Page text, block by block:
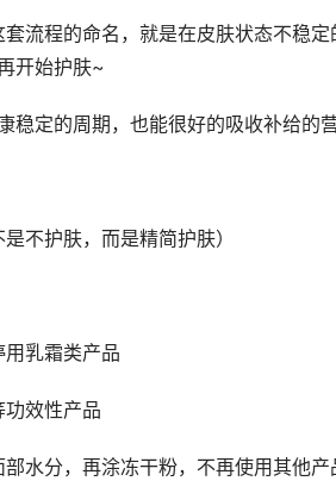
套流程的命名，就是在皮肤状态不稳
开始护肤~
稳定的周期，也能很好的吸收补给的
不护肤，而是精简护肤）
乳霜类产品
效性产品
水分，再涂冻干粉，不再使用其他产